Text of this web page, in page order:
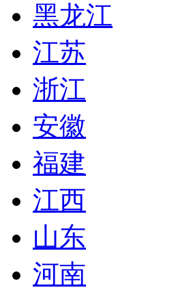
黑龙江
江苏
浙江
安徽
福建
江西
山东
河南